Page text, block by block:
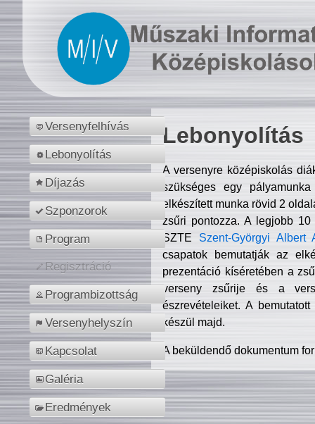
Versenyfelhívás
Lebonyolítás
Díjazás
Szponzorok
Program
Regisztráció
Programbizottság
Versenyhelyszín
Kapcsolat
Galéria
Eredmények
Lebonyolítás
A versenyre középiskolás
szükséges egy
elkészített munka rövid 2
zsűri pontozza. A legjobb
SZTE Szent-Györgyi Albert
csapatok bemutatják az
prezentáció kíséretében a
verseny zsűrije és a
észrevételeiket. A
készül majd.
A beküldendő dokumentum